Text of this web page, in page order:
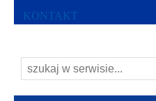
KONTAKT